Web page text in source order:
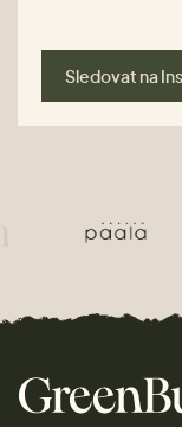
Sledovat na